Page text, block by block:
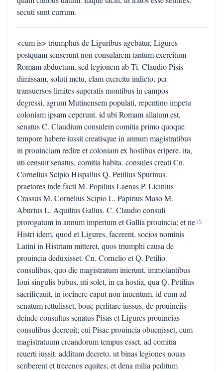
secuti sunt currum.
<cum is> triumphus de Liguribus agebatur, Ligures
postquam senserunt non consularem tantum exercitum
Romam abductum, sed legionem ab Ti. Claudio Pisis
dimissam, soluti metu, clam exercitu indicto, per
transuersos limites superatis montibus in campos
degressi, agrum Mutinensem populati, repentino impetu
coloniam ipsam ceperunt. id ubi Romam allatum est,
senatus C. Claudium consulem comitia primo quoque
tempore habere iussit creatisque in annum magistratibus
in prouinciam redire et coloniam ex hostibus eripere. ita,
uti censuit senatus, comitia habita. consules creati Cn.
Cornelius Scipio Hispallus Q. Petilius Spurinus.
praetores inde facti M. Popilius Laenas P. Licinius
Crassus M. Cornelius Scipio L. Papirius Maso M.
Aburius L. Aquilius Gallus. C. Claudio consuli
prorogatum in annum imperium et Gallia prouincia; et ne
Histri idem, quod et Ligures, facerent, socios nominis
Latini in Histriam mitteret, quos triumphi causa de
prouincia deduxisset. Cn. Cornelio et Q. Petilio
consulibus, quo die magistratum inierunt, immolantibus
Ioui singulis bubus, uti solet, in ea hostia, qua Q. Petilius
sacrificauit, in iocinere caput non inuentum. id cum ad
senatum rettulisset, boue perlitare iussus. de prouinciis
deinde consultus senatus Pisas et Ligures prouincias
consulibus decreuit; cui Pisae prouincia obuenisset, cum
magistratuum creandorum tempus esset, ad comitia
reuerti iussit. additum decreto, ut binas legiones nouas
scriberent et trecenos equites; et dena milia peditum
15